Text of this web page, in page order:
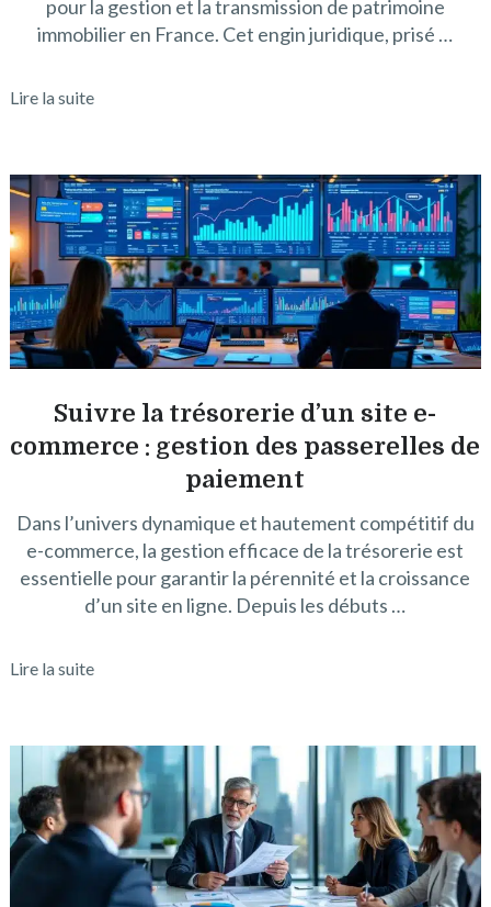
pour la gestion et la transmission de patrimoine
immobilier en France. Cet engin juridique, prisé …
Lire la suite
Suivre la trésorerie d’un site e-
commerce : gestion des passerelles de
paiement
Dans l’univers dynamique et hautement compétitif du
e-commerce, la gestion efficace de la trésorerie est
essentielle pour garantir la pérennité et la croissance
d’un site en ligne. Depuis les débuts …
Lire la suite